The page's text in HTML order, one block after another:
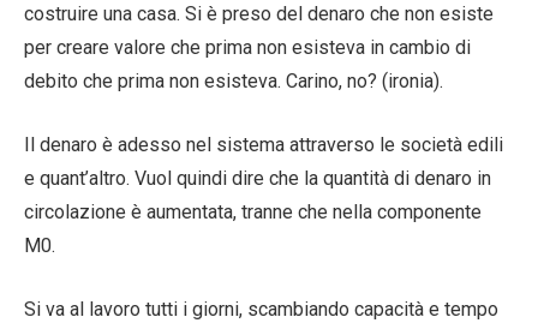
costruire una casa. Si è preso del denaro che non esiste
per creare valore che prima non esisteva in cambio di
debito che prima non esisteva. Carino, no? (ironia).
Il denaro è adesso nel sistema attraverso le società edili
e quant’altro. Vuol quindi dire che la quantità di denaro in
circolazione è aumentata, tranne che nella componente
M0.
Si va al lavoro tutti i giorni, scambiando capacità e tempo